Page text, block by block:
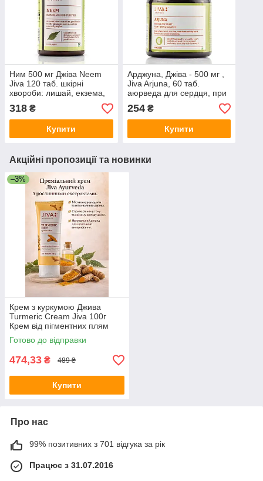
Ним 500 мг Джіва Neem
Jiva 120 таб. шкірні
хвороби: лишай, екзема,
кропив'янка, гнійничкові
захворювання та нарив.
318 ₴
Купити
Арджуна, Джіва - 500 мг ,
Jiva Arjuna, 60 таб.
аюрведа для сердця, при
гіпертонії, тиску
254₴
Купити
Акційні пропозиції та новинки
–3%
Крем з куркумою Джива
Turmeric Cream Jiva 100г
Крем від пігментних плям
Готово до відправки
474,33 ₴ 489 ₴
Купити
Про нас
99% позитивних з 701 відгука за рік
Працює з 31.07.2016